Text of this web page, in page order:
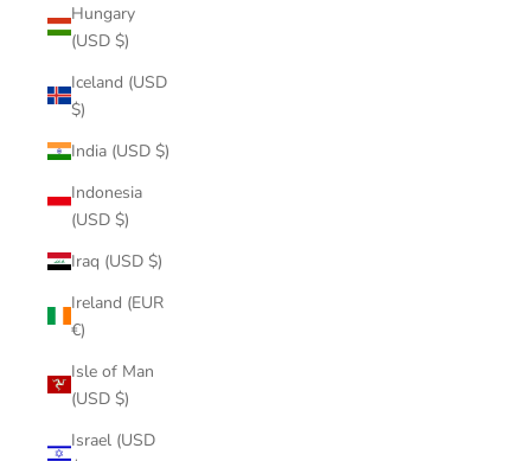
Hungary
(USD $)
Iceland (USD
$)
India (USD $)
Indonesia
(USD $)
Iraq (USD $)
Ireland (EUR
€)
Isle of Man
(USD $)
Israel (USD